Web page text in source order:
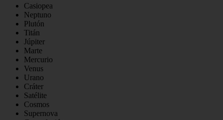
Casiopea
Neptuno
Plutón
Titán
Júpiter
Marte
Mercurio
Venus
Urano
Cráter
Satélite
Cosmos
Supernova